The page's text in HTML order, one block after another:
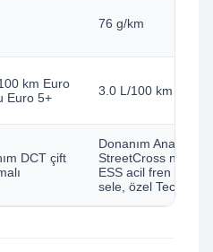
76 g/km
km Euro
Euro 5+
3.0 L/100 km Euro
DCT çift
Donanım
StreetCross
ESS acil fren
sele, özel Tech